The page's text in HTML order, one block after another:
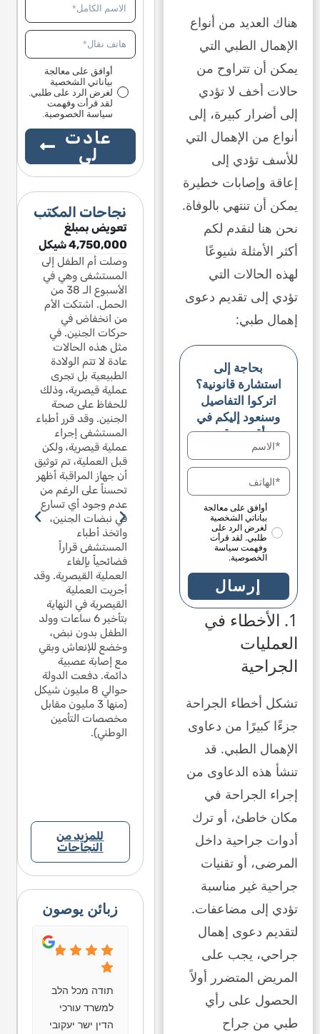
هناك العديد من أنواع
الإهمال الطبي التي
يمكن أن تتراوح من
حالات أخف لا تؤدي
إلى أضرار كبيرة، إلى
أنواع من الإهمال التي
للأسف تؤدي إلى
إعاقة وإصابات خطيرة
يمكن أن تنتهي بالوفاة.
نحن هنا لنقدم لكم
أكثر الأمثلة شيوعًا
لهذه الحالات التي
تؤدي إلى تقديم دعوى
إهمال طبي:
بحاجة إلى
استشارة قانونية؟
اتركوا التفاصيل
وسنعود إليكم في
أقرب وقت
أوافق على معالجة
بياناتي الشخصية
لغرض الرد على
طلبي. لقد قرأت
وفهمت سياسة
الخصوصية.
إرسال
1. الأخطاء في
العمليات
الجراحية
تشكل أخطاء الجراحة
جزءًا كبيرًا من دعاوى
الإهمال الطبي. قد
تنشأ هذه الدعاوى من
إجراء الجراحة في
مكان خاطئ، أو ترك
أدوات جراحية داخل
المرضى، أو تقنيات
جراحية غير مناسبة
تؤدي إلى مضاعفات.
لتقديم دعوى إهمال
جراحي، يجب على
المريض المتضرر أولاً
الحصول على رأي
طبي من جراح
أوافق على معالجة
بياناتي الشخصية
لغرض الرد على طلبي.
لقد قرأت وفهمت
سياسة الخصوصية.
عادت
لي
نجاحات المكتب
بمبلغ
شيكل
يبلغ من العمر
وتسعة أشهر
على زحليقة
في حديقة
في القدس.
الزحليقة مفقوداً
سقط من
مترين وعانى
من تشنجات. منذ
الحين أصيب
ادعى خبير
أن الصرع نتج
السقوط، رغم عدم
كسر أو نزيف
الدماغ. ذكر عدد
أخصائيي الأعصاب
استشارة داخلية
يعتقدون أنه لا
علاقة بين
والصرع لأنه
يكن هناك كسر/
دماغي. في
الوساطة التي
في القضية،
على جملة
من المدعى
حيث لا يمكنه
نسبة العجز
المدعى عليهم
إشعاراً للطرف
ضد الوالدين
بالسقوط.
التسوية، لم
قبول هذه
تعويض بمبلغ
4,750,000 شيكل
وصلت أم الطفل إلى
المستشفى وهي في
الحمل. اشتكت الأم
مثل هذه الحالات
عادة لا تتم الولادة
الطبيعية بل تجرى
عملية قيصرية، وذلك
للحفاظ على صحة
الجنين. وقد قرر أطباء
المستشفى إجراء
قبل العملية، تم توثيق
أن جهاز المراقبة أظهر
تحسناً على الرغم من
عدم وجود أي تسارع
في نبضات الجنين،
واتخذ أطباء
المستشفى قراراً
العملية القيصرية. وقد
أجريت العملية
القيصرية في النهاية
الطفل بدون نبض،
(منها 3 مليون مقابل
مخصصات التأمين
الوطني).
تعويض بمبلغ
1,541,068 شيكل
بسبب سقوط
طفل يبلغ من العمر
سنة وتسعة أشهر
صعد على زحليقة
مقسومة في حديقة
وطنية في القدس.
كان النصف السفلي
من الزحليقة مفقوداً
بالكامل. سقط من
ارتفاع مترين وعانى
فوراً من تشنجات. منذ
ذلك الحين أصيب
بالصرع. ادعى خبير
المدعي أن الصرع نتج
عن السقوط، رغم عدم
وجود كسر أو نزيف
في الدماغ. ذكر عدد
من أخصائيي الأعصاب
في استشارة داخلية
أنهم يعتقدون أنه لا
توجد علاقة بين
السقوط والصرع لأنه
لم يكن هناك كسر/
نزيف دماغي. في
جلسة الوساطة التي
عقدت في القضية،
ركزت على جملة
واحدة في تقرير الخبرة
المقدم من المدعى
عليهم، حيث لا يمكنه
تحديد نسبة العجز
الناتجة عن السقوط.
قدم المدعى عليهم
أيضاً إشعاراً للطرف
للمزيد من
النجاحات
زبائن يوصون
תודה מכל הלב
למשרד עורכי
הדין ישר יעקובי